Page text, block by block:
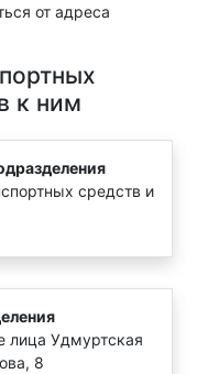
от адреса
к ним
средств и
лица Удмуртская
8